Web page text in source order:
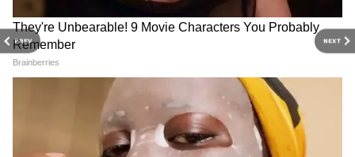
PREV NEXT
DOWNLOAD APP
RECOMMENDED STORIES